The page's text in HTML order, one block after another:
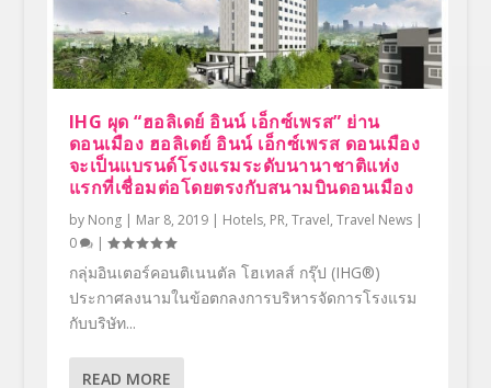
IHG ผุด “ฮอลิเดย์ อินน์ เอ็กซ์เพรส” ย่าน
ดอนเมือง ฮอลิเดย์ อินน์ เอ็กซ์เพรส ดอนเมือง
จะเป็นแบรนด์โรงแรมระดับนานาชาติแห่ง
แรกที่เชื่อมต่อโดยตรงกับสนามบินดอนเมือง
by Nong| Mar 8, 2019| Hotels, PR, Travel, Travel News|
0
|
กลุ่มอินเตอร์คอนติเนนตัล โฮเทลส์ กรุ๊ป (IHG®)
ประกาศลงนามในข้อตกลงการบริหารจัดการโรงแรม
กับบริษัท...
READ MORE